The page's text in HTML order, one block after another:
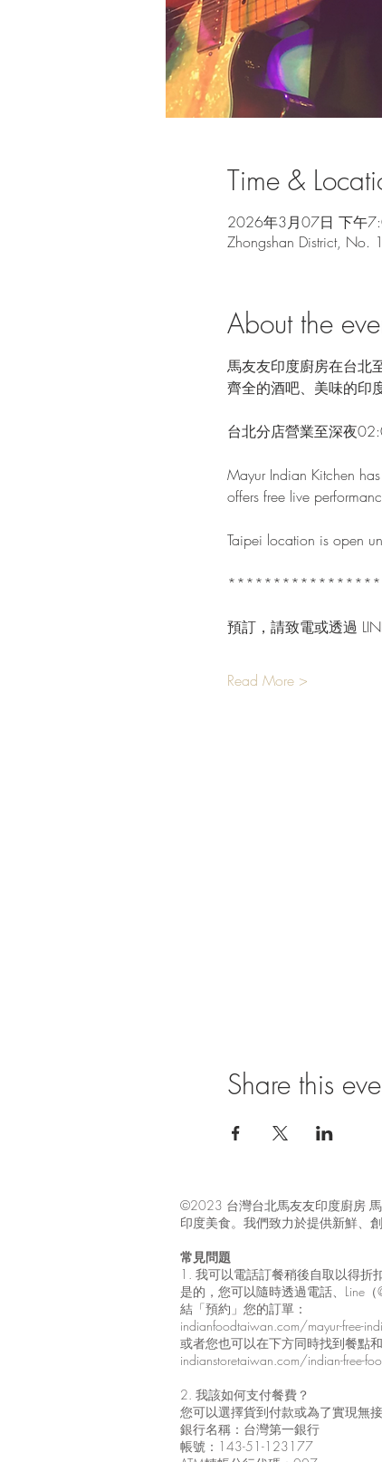
Time &
2026年3月07日 下午
Zhongshan District, No.
About the
馬友友印度廚房在台北
齊全的酒吧、美味的印
台北分店營業至深夜
Mayur Indian Kitchen
offers free live
Taipei location is open
預訂，請致電或透過
Read More >
Share this
©2023 台灣台北馬友友印度廚房
印度美食。我們致力於提供新鮮、
常見問題
1. 我可以電話訂餐稍後自取以得折
是的，您可以隨時透過電話、Line
結「預約」您的訂單：
indianfoodtaiwan.com/mayur-free-
或者您也可以在下方同時找到餐點
indianstoretaiwan.com/indian-free-
2. 我該如何支付餐費？
您可以選擇貨到付款或為了實現無
銀行名稱：台灣第一銀行
帳號：143-51-123177